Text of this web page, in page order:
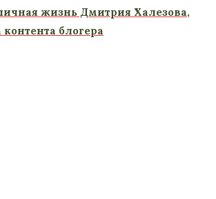
жизнь Дмитрия Халезова,
контента блогера